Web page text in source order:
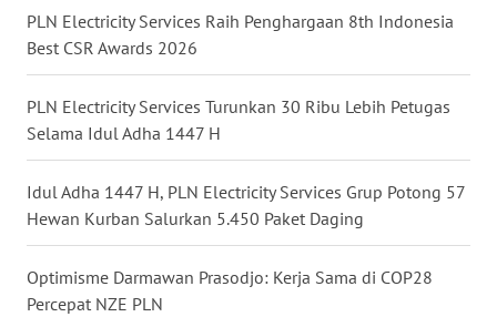
PLN Electricity Services Raih Penghargaan 8th Indonesia
Best CSR Awards 2026
PLN Electricity Services Turunkan 30 Ribu Lebih Petugas
Selama Idul Adha 1447 H
Idul Adha 1447 H, PLN Electricity Services Grup Potong 57
Hewan Kurban Salurkan 5.450 Paket Daging
Optimisme Darmawan Prasodjo: Kerja Sama di COP28
Percepat NZE PLN
GORONTALO
SULUT
MALUKU
WN
MALUT